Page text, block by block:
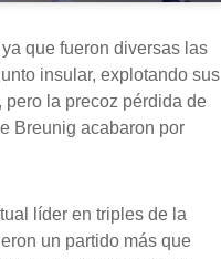
que fueron diversas las
insular, explotando sus
la precoz pérdida de
Breunig acabaron por
líder en triples de la
un partido más que